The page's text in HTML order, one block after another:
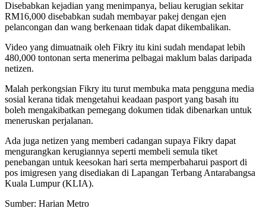
Disebabkan kejadian yang menimpanya, beliau kerugian sekitar
RM16,000 disebabkan sudah membayar pakej dengan ejen
pelancongan dan wang berkenaan tidak dapat dikembalikan.
Video yang dimuatnaik oleh Fikry itu kini sudah mendapat lebih
480,000 tontonan serta menerima pelbagai maklum balas daripada
netizen.
Malah perkongsian Fikry itu turut membuka mata pengguna media
sosial kerana tidak mengetahui keadaan pasport yang basah itu
boleh mengakibatkan pemegang dokumen tidak dibenarkan untuk
meneruskan perjalanan.
Ada juga netizen yang memberi cadangan supaya Fikry dapat
mengurangkan kerugiannya seperti membeli semula tiket
penebangan untuk keesokan hari serta memperbaharui pasport di
pos imigresen yang disediakan di Lapangan Terbang Antarabangsa
Kuala Lumpur (KLIA).
Sumber: Harian Metro